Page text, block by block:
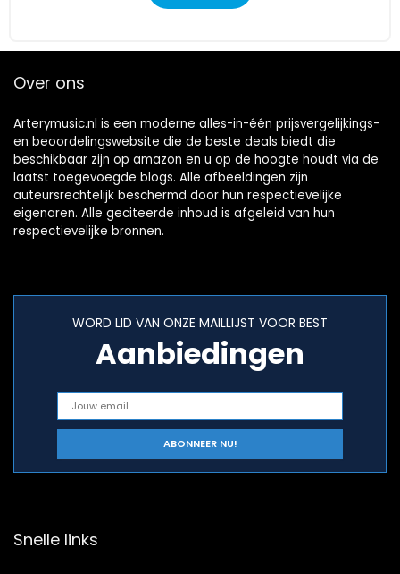
Over ons
Arterymusic.nl is een moderne alles-in-één prijsvergelijkings-
en beoordelingswebsite die de beste deals biedt die
beschikbaar zijn op amazon en u op de hoogte houdt via de
laatst toegevoegde blogs. Alle afbeeldingen zijn
auteursrechtelijk beschermd door hun respectievelijke
eigenaren. Alle geciteerde inhoud is afgeleid van hun
respectievelijke bronnen.
WORD LID VAN ONZE MAILLIJST VOOR BEST
Aanbiedingen
Snelle links